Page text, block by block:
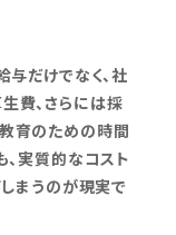
与だけでなく、社
費、さらには採
育のための時間
、実質的なコスト
まうのが現実で